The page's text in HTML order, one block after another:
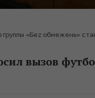
группы «Беz обмежень»
вызов